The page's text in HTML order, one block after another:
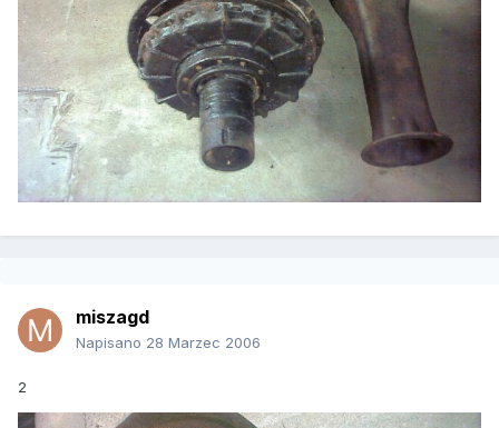
miszagd
Napisano 28 Marzec 2006
2